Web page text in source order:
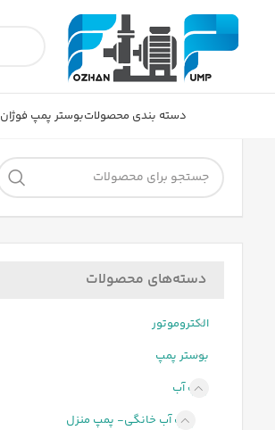
دسته بندی محصولاتبوستر پمپ فوژان
دسته‌های محصولات
الکتروموتور
بوستر پمپ
پمپ آب
پمپ آب خانگی- پمپ منزل